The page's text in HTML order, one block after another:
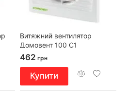
Витяжний вентилятор
Домовент 100 С1
462 грн
Купити